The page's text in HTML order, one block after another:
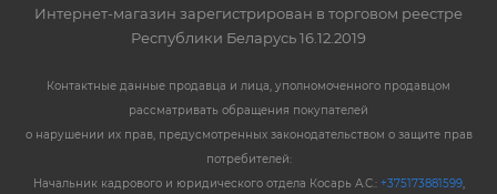
Интернет-магазин зарегистрирован в торговом реестре
Республики Беларусь 16.12.2019
Контактные данные продавца и лица, уполномоченного продавцом
рассматривать обращения покупателей
о нарушении их прав, предусмотренных законодательством о защите прав
потребителей:
Начальник кадрового и юридического отдела Косарь А.С.: +375173881599,